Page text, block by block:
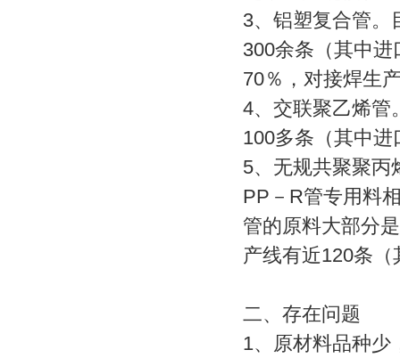
3、铝塑复合管。
300余条（其中
70％，对接焊生
4、交联聚乙烯管
100多条（其中
5、无规共聚聚丙
PP－R管专用料
管的原料大部分
产线有近120条
二、存在问题
1、原材料品种少